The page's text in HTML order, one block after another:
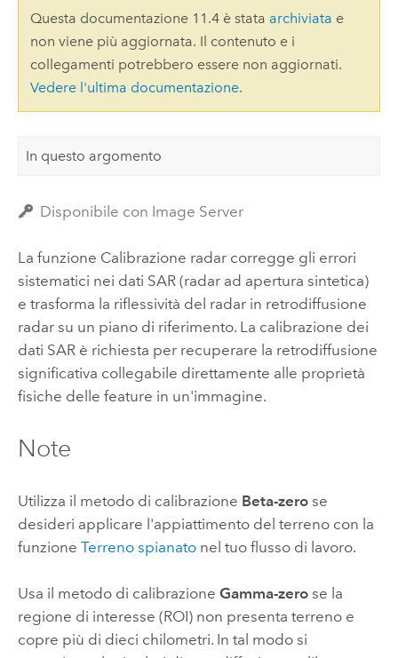
Questa documentazione 11.4 è stata archiviata e
non viene più aggiornata. Il contenuto e i
collegamenti potrebbero essere non aggiornati.
Vedere l'ultima documentazione.
In questo argomento
Disponibile con Image Server
La funzione Calibrazione radar corregge gli errori
sistematici nei dati SAR (radar ad apertura sintetica)
e trasforma la riflessività del radar in retrodiffusione
radar su un piano di riferimento. La calibrazione dei
dati SAR è richiesta per recuperare la retrodiffusione
significativa collegabile direttamente alle proprietà
fisiche delle feature in un'immagine.
Note
Utilizza il metodo di calibrazione Beta-zerose
desideri applicare l'appiattimento del terreno con la
funzione Terreno spianatonel tuo flusso di lavoro.
Usa il metodo di calibrazione Gamma-zerose la
regione di interesse (ROI) non presenta terreno e
copre più di dieci chilometri. In tal modo si